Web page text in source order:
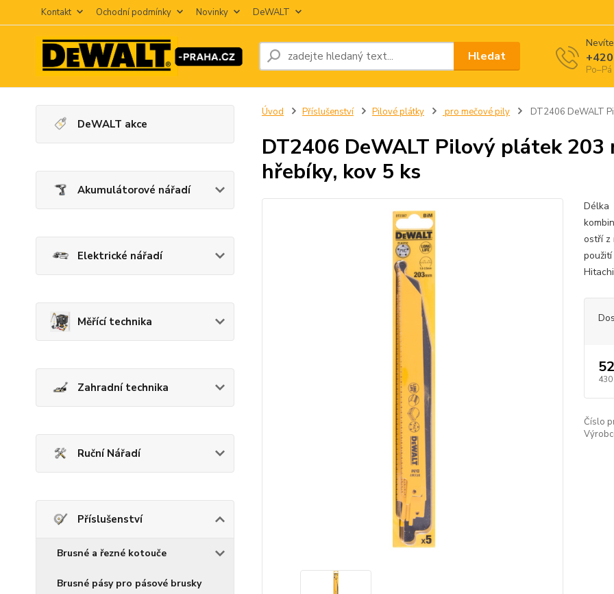
Kontakt Ochodní podmínky Novinky DeWALT
Hledat
DeWALT akce
Akumulátorové nářadí
Elektrické nářadí
Měřící technika
Zahradní technika
Ruční Nářadí
Příslušenství
Brusné a řezné kotouče
Brusné pásy pro pásové brusky
Úvod Příslušenství Pilové plátky pro mečové pily DT2406 DeWALT
DT2406 DeWALT Pilový plátek 203
hřebíky, kov 5 ks
Délka
ostří z
430
Číslo